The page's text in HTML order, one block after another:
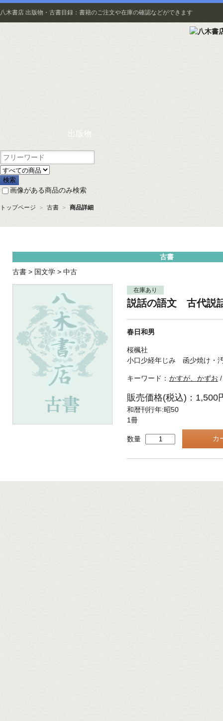
八木書店 出版物・古書目録：書籍のご注文や在庫の確認などができます
出版物
画像がある商品のみ検索
トップページ ＞ 古書 ＞ 商品詳細
古書
古書 > 国文学 > 中古
在庫あり
説話の語文 古代説
春日和男
桜楓社
小口少経年じみ 函少焼け・
キーワード： かすが、かずお
販売価格(税込)：1,500
和暦刊行年:昭50
1冊
数量